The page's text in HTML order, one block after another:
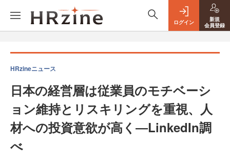
ログイン
新規
会員登録
HRzineニュース
日本の経営層は従業員のモチベーシ
ョン維持とリスキリングを重視、人
材への投資意欲が高く―LinkedIn調
べ